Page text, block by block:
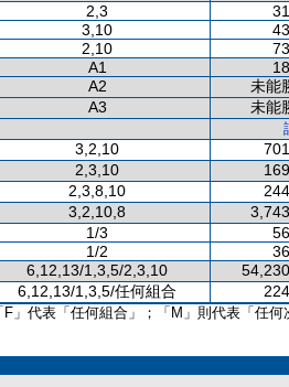
2,3
3,10
2,10
A1
A2
未能
A3
未能
3,2,10
2,3,10
2,3,8,10
3,2,10,8
1/3
1/2
6,12,13/1,3,5/2,3,10
6,12,13/1,3,5/任何組合
」代表「任何組合」；「M」則代表「任何